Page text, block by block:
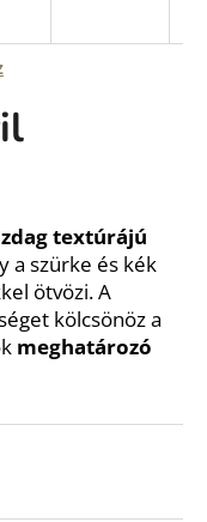
textúrájú
a szürke és kék
ötvözi. A
kölcsönöz a
meghatározó